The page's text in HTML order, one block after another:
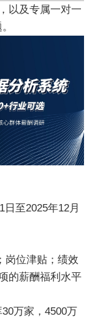
以及专属一对一
至2025年12月
岗位津贴；绩效
的薪酬福利水平
万家，4500万